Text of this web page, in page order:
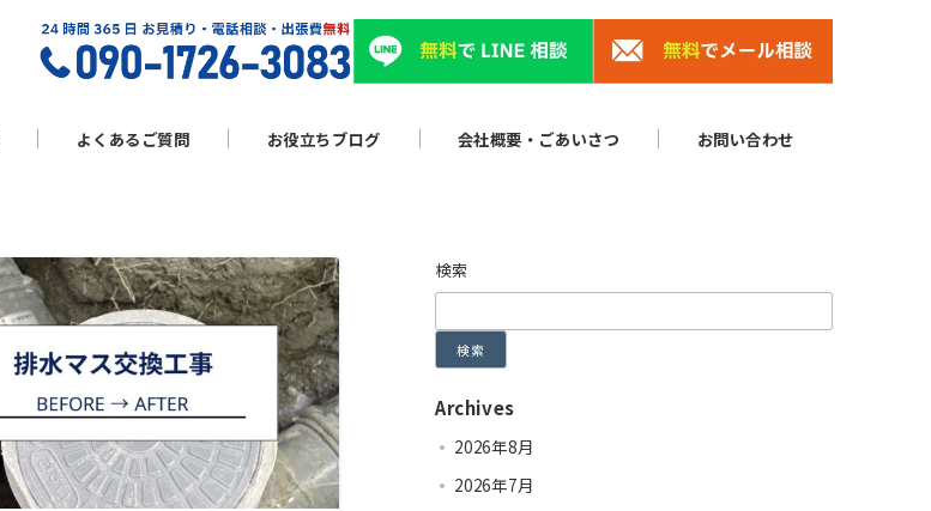
よくあるご質問 お役立ちブログ 会社概要・ごあいさつ お問い合わせ
検索
検索
Archives
2026年8月
2026年7月